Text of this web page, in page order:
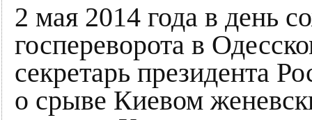
2 мая 2014 года в день
госпереворота в
секретарь президента
о срыве Киевом